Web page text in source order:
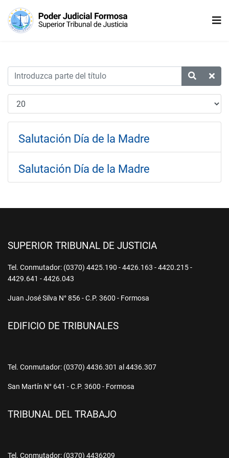
Salutación Día de la Madre
Salutación Día de la Madre
SUPERIOR TRIBUNAL DE JUSTICIA
Tel. Conmutador: (0370) 4425.190 - 4426.163 - 4420.215 -
4429.641 - 4426.043
Juan José Silva N° 856 - C.P. 3600 - Formosa
EDIFICIO DE TRIBUNALES
Tel. Conmutador: (0370) 4436.301 al 4436.307
San Martín N° 641 - C.P. 3600 - Formosa
TRIBUNAL DEL TRABAJO
Tel. Conmutador: (0370) 4436209